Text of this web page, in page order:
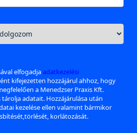
elfogadjaadatkezelési
kifejezetten hozzájárul ahhoz, hogy
a Menedzser Praxis Kft.
tárolja adatait. Hozzájárulása után
kezelése ellen valamint bármikor
korlátozását.